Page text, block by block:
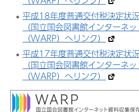
平成18年度普通交付税決定状
（国立国会図書館インターネ
（WARP）へリンク）
平成17年度普通交付税決定状
（国立国会図書館インターネ
（WARP）へリンク）